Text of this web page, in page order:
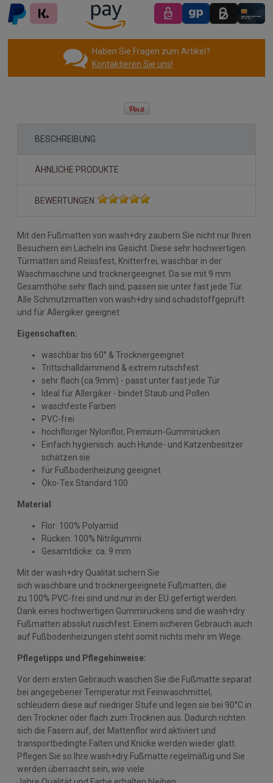
Haben Sie Fragen zum Artikel?
Kontaktieren Sie uns!
BESCHREIBUNG
ÄHNLICHE PRODUKTE
BEWERTUNGEN
Mit den Fußmatten von wash+dry zaubern Sie nicht nur Ihren
Besuchern ein Lächeln ins Gesicht. Diese sehr hochwertigen
Türmatten sind Reissfest, Knitterfrei, waschbar in der
Waschmaschine und trocknergeeignet. Da sie mit 9 mm
Gesamthöhe sehr flach sind, passen sie unter fast jede Tür.
Alle Schmutzmatten von wash+dry sind schadstoffgeprüft
und für Allergiker geeignet.
Eigenschaften:
waschbar bis 60° & Trocknergeeignet
Trittschalldämmend & extrem rutschfest
sehr flach (ca.9mm) - passt unter fast jede Tür
Ideal für Allergiker - bindet Staub und Pollen
waschfeste Farben
PVC-frei
hochfloriger Nylonflor, Premium-Gummirücken
Einfach hygienisch: auch Hunde- und Katzenbesitzer
schätzen sie
für Fußbodenheizung geeignet
Öko-Tex Standard 100
Material :
Flor: 100% Polyamid
Rücken: 100% Nitrilgummi
Gesamtdicke: ca. 9 mm
Mit der wash+dry Qualität sichern Sie
sich waschbare und trocknergeeignete Fußmatten, die
zu 100% PVC-frei sind und nur in der EU gefertigt werden.
Dank eines hochwertigen Gummirückens sind die wash+dry
Fußmatten absolut ruschfest. Einem sicheren Gebrauch auch
auf Fußbodenheizungen steht somit nichts mehr im Wege.
Pflegetipps und Pflegehinweise:
Vor dem ersten Gebrauch waschen Sie die Fußmatte separat
bei angegebener Temperatur mit Feinwaschmittel,
schleudern diese auf niedriger Stufe und legen sie bei 90°C in
den Trockner oder flach zum Trocknen aus. Dadurch richten
sich die Fasern auf, der Mattenflor wird aktiviert und
transportbedingte Falten und Knicke werden wieder glatt.
Pflegen Sie so Ihre wash+dry Fußmatte regelmäßig und Sie
werden überrascht sein, wie viele